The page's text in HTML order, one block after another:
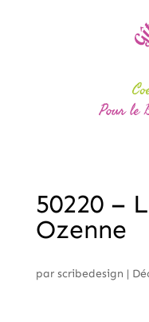
50220 –
Ozenne
par scribedesign |